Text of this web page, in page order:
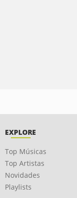
EXPLORE
Top Músicas
Top Artistas
Novidades
Playlists